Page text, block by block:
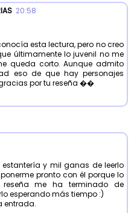
20:58
esta lectura, pero no creo
últimamente lo juvenil no me
queda corto. Aunque admito
eso de que hay personajes
por tu reseña ��
estantería y mil ganas de leerlo
pronto con él porque lo
me ha terminado de
esperando más tiempo :)
entrada.